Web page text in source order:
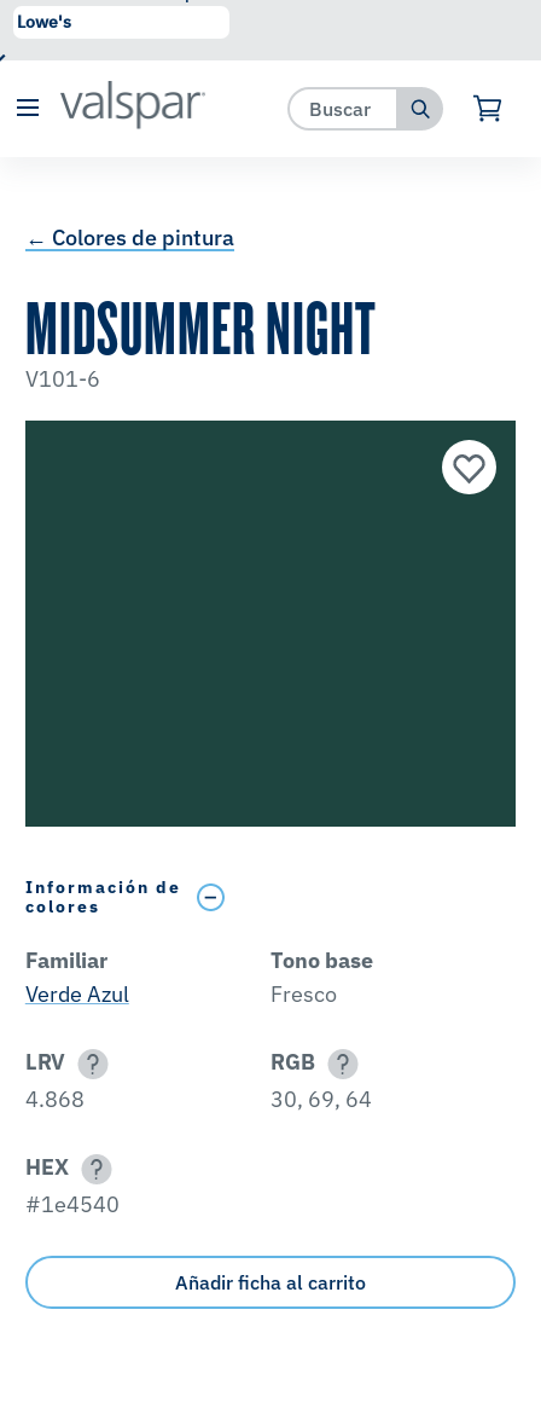
se ha agregado a favoritos.
← Colores de pintura
MIDSUMMER NIGHT
V101-6
Información de
colores
Familiar
Verde Azul
Tono base
Fresco
LRV
4.868
RGB
30, 69, 64
HEX
#1e4540
Añadir ficha al carrito